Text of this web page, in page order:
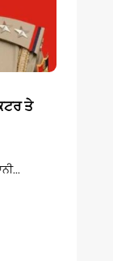
ਤੇ